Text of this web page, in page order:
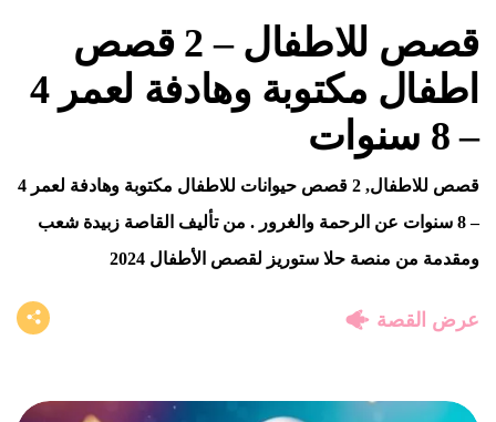
قصص للاطفال – 2 قصص
اطفال مكتوبة وهادفة لعمر 4
– 8 سنوات
قصص للاطفال, 2 قصص حيوانات للاطفال مكتوبة وهادفة لعمر 4
– 8 سنوات عن الرحمة والغرور . من تأليف القاصة زبيدة شعب
ومقدمة من منصة حلا ستوريز لقصص الأطفال 2024
عرض القصة